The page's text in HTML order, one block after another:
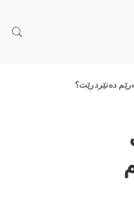
دەنێردرێت؟